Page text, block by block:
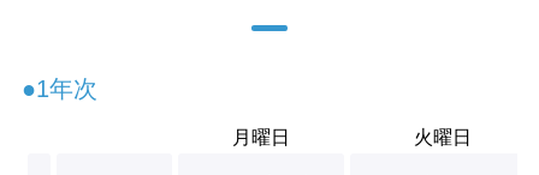
●1年次
月曜日 火曜日